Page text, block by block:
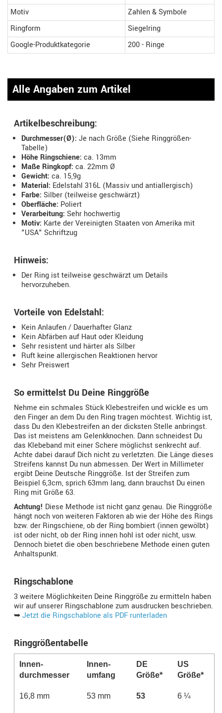
Motiv
Zahlen & Symbole
Ringform
Siegelring
Google-Produktkategorie
200 - Ringe
Alle Angaben zum Artikel
Artikelbeschreibung:
Durchmesser(Ø): Je nach Größe (Siehe Ringgrößen-
Tabelle)
Höhe Ringschiene: ca. 13mm
Maße Ringkopf: ca. 22mm Ø
Gewicht: ca. 15,9g
Material: Edelstahl 316L (Massiv und antiallergisch)
Farbe: Silber (teilweise geschwärzt)
Oberfläche: Poliert
Verarbeitung: Sehr hochwertig
Motiv: Karte der Vereinigten Staaten von Amerika mit
"USA" Schriftzug
Hinweis:
Der Ring ist teilweise geschwärzt um Details
hervorzuheben.
Vorteile von Edelstahl:
Kein Anlaufen / Dauerhafter Glanz
Kein Abfärben auf Haut oder Kleidung
Sehr resistent und härter als Silber
Ruft keine allergischen Reaktionen hervor
Sehr Preiswert
So ermittelst Du Deine Ringgröße
Nehme ein schmales Stück Klebestreifen und wickle es um
den Finger an dem Du den Ring tragen möchtest. Wichtig ist,
dass Du den Klebestreifen an der dicksten Stelle anbringst.
Das ist meistens am Gelenkknochen. Dann schneidest Du
das Klebeband mit einer Schere möglichst senkrecht auf.
Achte dabei darauf Dich nicht zu verletzten. Die Länge dieses
Streifens kannst Du nun abmessen. Der Wert in Millimeter
ergibt Deine Deutsche Ringgröße. Ist der Streifen zum
Beispiel 6,3cm, sprich 63mm lang, dann brauchst Du einen
Ring mit Größe 63.
Achtung! Diese Methode ist nicht ganz genau. Die Ringgröße
hängt noch von weiteren Faktoren ab wie der Höhe des Rings
bzw. der Ringschiene, ob der Ring bombiert (innen gewölbt)
ist oder nicht, ob der Ring innen hohl ist oder nicht, usw.
Dennoch bietet die oben beschriebene Methode einen guten
Anhaltspunkt.
Ringschablone
3 weitere Möglichkeiten Deine Ringgröße zu ermitteln haben
wir auf unserer Ringschablone zum ausdrucken beschrieben.
➥Jetzt die Ringschablone als PDF runterladen
Ringgrößentabelle
Innen­
durchmesser
Innen­­
umfang
DE
Größe*
US
Größe*
16,8 mm 53 mm 53 6 ¼